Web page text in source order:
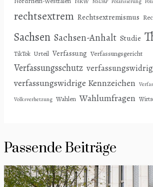
rechtsextrem Rechtsextremismus
Sachsen Sachsen-Anhalt Studie
TikTok Urteil Verfassung Verfassungsgericht
Verfassungsschutz verfassungswidrig
verfassungswidrige Kennzeichen
Volksverhetzung Wahlen Wahlumfragen
Passende Beiträge